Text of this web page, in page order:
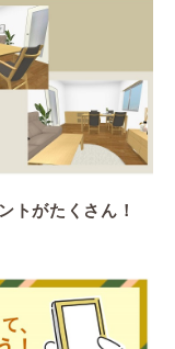
トがたくさん！